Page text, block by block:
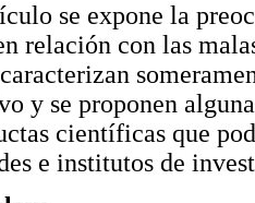
se expone la
relación con las
y se proponen
científicas que
e institutos de